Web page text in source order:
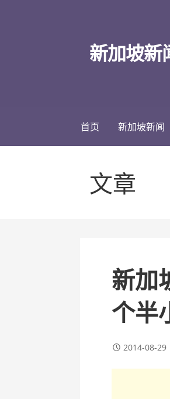
新加坡新
首页 新加坡新闻
文章
新加
个半
2014-08-29